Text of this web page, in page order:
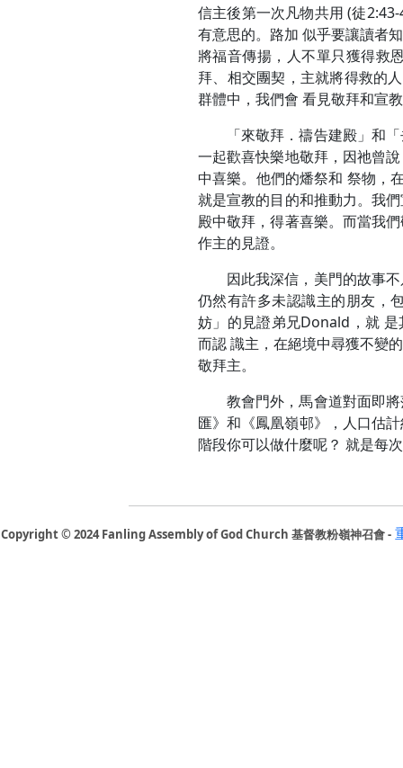
信主後第一次凡物共用 (徒
有意思的。路加 似乎要讓讀者
將福音傳揚，人不單只獲得救
拜、相交團契，主就將得救的
群體中，我們會 看見敬拜和宣
「來敬拜．禱告建殿」和
一起歡喜快樂地敬拜，因祂曾
中喜樂。他們的燔祭和 祭物，
就是宣教的目的和推動力。我
殿中敬拜，得著喜樂。而當我
作主的見證。
因此我深信，美門的故事
仍然有許多未認識主的朋友，
妨」的見證弟兄Donald，就
而認 識主，在絕境中尋獲不變
敬拜主。
教會門外，馬會道對面即
匯》和《鳳凰嶺邨》，人口估
階段你可以做什麼呢？ 就是每
Copyright © 2024 Fanling Assembly of God Church 基督教粉嶺神召會 -